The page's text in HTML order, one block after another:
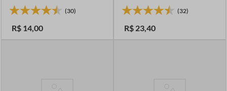
(30)
R$ 14,00
(32)
R$ 23,40